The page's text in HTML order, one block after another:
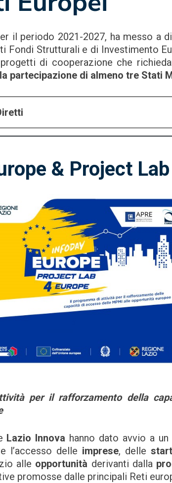
il periodo 2021-2027, ha messo a
Fondi Strutturali e di Investimento
di cooperazione che
partecipazione di almeno tre Stati
& Project
per il rafforzamento della
Lazio Innova hanno dato avvio a
l’accesso delle imprese, delle
alle opportunità derivanti dalla
promosse dalle principali Reti